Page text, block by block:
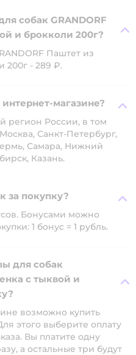
собак GRANDORF
и брокколи 200г?
Паштет из
200г - 289 ₽.
магазине?
регион России, в том
Санкт-Петербург,
Самара, Нижний
Казань.
за покупку?
Бонусами можно
1 бонус = 1 рубль.
для собак
с тыквой и
возможно купить
этого выберите оплату
Вы платите одну
а остальные три будут